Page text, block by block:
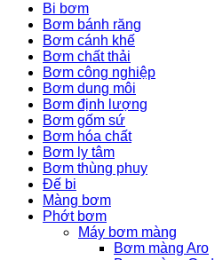
Bi bơm
Bơm bánh răng
Bơm cánh khế
Bơm chất thải
Bơm công nghiệp
Bơm dung môi
Bơm định lượng
Bơm gốm sứ
Bơm hóa chất
Bơm ly tâm
Bơm thùng phuy
Đế bi
Màng bơm
Phớt bơm
Máy bơm màng
Bơm màng Aro